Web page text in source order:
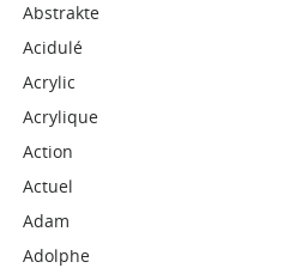
Abstrakte
Acidulé
Acrylic
Acrylique
Action
Actuel
Adam
Adolphe